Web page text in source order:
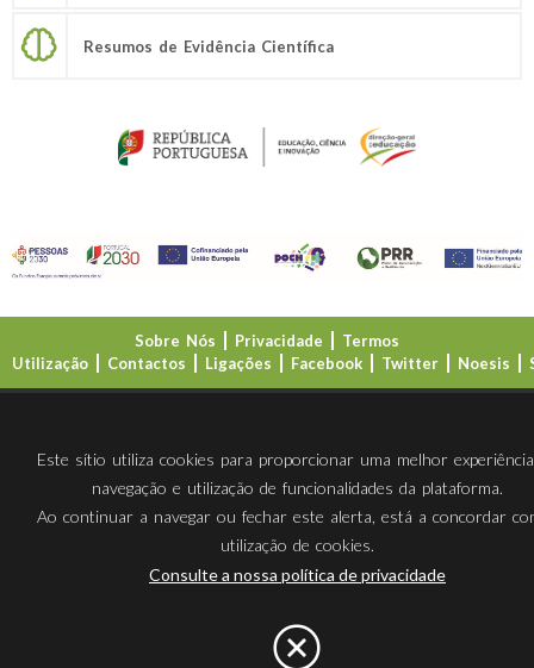
Resumos de Evidência Científica
Sobre Nós Privacidade
Termos
Utilização
Contactos Ligações Facebook Twitter Noesis
Este sítio utiliza cookies para proporcionar uma melhor
navegação e utilização de funcionalidades da plataforma.
Ao continuar a navegar ou fechar este alerta, está a concordar
utilização de cookies.
Consulte a nossa política de privacidade